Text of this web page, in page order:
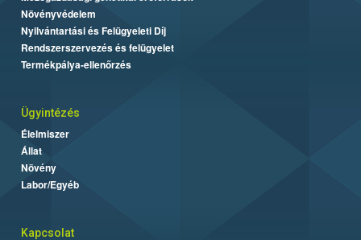
Növényvédelem
Nyilvántartási és Felügyeleti Díj
Rendszerszervezés és felügyelet
Termékpálya-ellenőrzés
Ügyintézés
Élelmiszer
Állat
Növény
Labor/Egyéb
Kapcsolat